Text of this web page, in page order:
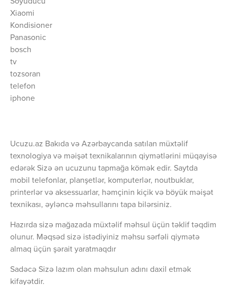
Xiaomi
Kondisioner
Panasonic
bosch
tv
tozsoran
telefon
iphone
Ucuzu.az Bakıda və Azərbaycanda satılan müxtəlif
texnologiya və məişət texnikalarının qiymətlərini müqayisə
edərək Sizə ən ucuzunu tapmağa kömək edir. Saytda
mobil telefonlar, planşetlər, komputerlər, noutbuklar,
printerlər və aksessuarlar, həmçinin kiçik və böyük məişət
texnikası, əyləncə məhsullarını tapa bilərsiniz.
Hazırda sizə mağazada müxtəlif məhsul üçün təklif təqdim
olunur. Məqsəd sizə istədiyiniz məhsu sərfəli qiymətə
almaq üçün şərait yaratmaqdır
Sadəcə Sizə lazım olan məhsulun adını daxil etmək
kifayətdir.